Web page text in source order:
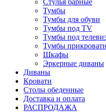
Стулья барные
Тумбы
Тумбы для обуви
Тумбы под TV
Тумбы под
Тумбы
Шкафы
Эркерные диваны
Диваны
Кровати
Столы обеденные
Доставка и оплата
РАСПРОДАЖА